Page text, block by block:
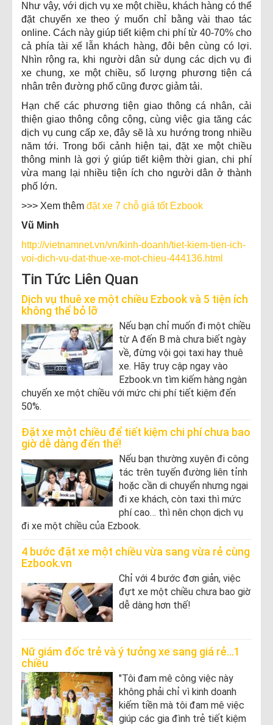
Như vậy, với dịch vụ xe một chiều, khách hàng có thể
đặt chuyến xe theo ý muốn chỉ bằng vài thao tác
online. Cách này giúp tiết kiệm chi phí từ 40-70% cho
cả phía tài xế lẫn khách hàng, đôi bên cùng có lợi.
Nhìn rộng ra, khi người dân sử dụng các dịch vụ đi
xe chung, xe một chiều, số lượng phương tiện cá
nhân trên đường phố cũng được giảm tải.
Hạn chế các phương tiện giao thông cá nhân, cải
thiện giao thông công cộng, cùng việc gia tăng các
dịch vụ cung cấp xe, đây sẽ là xu hướng trong nhiều
năm tới. Trong bối cảnh hiện tại, đặt xe một chiều
thông minh là gợi ý giúp tiết kiệm thời gian, chi phí
vừa mang lại nhiều tiện ích cho người dân ở thành
phố lớn.
>>> Xem thêm đặt xe 7 chỗ giá tốt Ezbook
Vũ Minh
http://vietnamnet.vn/vn/kinh-doanh/tiet-kiem-tien-ich-
voi-dich-vu-dat-thue-xe-mot-chieu-444136.html
Tin Tức Liên Quan
Dịch vụ thuê xe một chiều Ezbook và 5 tiện ích
không thể bỏ lỡ
Nếu bạn chỉ muốn đi một chiều
từ A đến B mà chưa biết ngày
về, đừng vội gọi taxi hay thuê
xe. Hãy truy cập ngay vào
Ezbook.vn tìm kiếm hàng ngàn
chuyến xe một chiều với mức chi phí tiết kiệm đến
50%.
Đặt xe một chiều để tiết kiệm chi phí chưa bao
giờ dễ dàng đến thế!
Nếu bạn thường xuyên đi công
tác trên tuyến đường liên tỉnh
hoặc cần di chuyển nhưng ngại
đi xe khách, còn taxi thì mức
phí cao… thì nên chọn dịch vụ
đi xe một chiều của Ezbook.
4 bước đặt xe một chiều vừa sang vừa rẻ cùng
Ezbook.vn
Chỉ với 4 bước đơn giản, việc
đựt xe một chiều chưa bao giờ
dễ dàng hơn thế!
Nữ giám đốc trẻ và ý tưởng xe sang giá rẻ...1
chiều
"Tôi đam mê công việc này
không phải chỉ vì kinh doanh
kiếm tiền mà tôi đam mê việc
giúp các gia đình trẻ tiết kiệm